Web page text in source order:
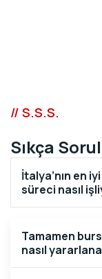
// S.S.S.
Sıkça
İtalya’nın en
süreci nasıl
Tamamen
nasıl